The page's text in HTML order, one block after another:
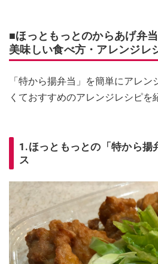
■ほっともっとのからあげ弁
美味しい食べ方・アレンジレ
「特から揚弁当」を簡単にアレ
くておすすめのアレンジレシピを
1.ほっともっとの「特から揚
ス